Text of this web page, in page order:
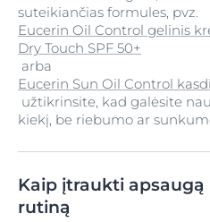
suteikiančias formules, pvz.
Eucerin Oil Control gelinis
Dry Touch SPF 50+
arba
Eucerin Sun Oil Control
užtikrinsite, kad galėsite
kiekį, be riebumo ar
Kaip įtraukti apsaugą
rutiną